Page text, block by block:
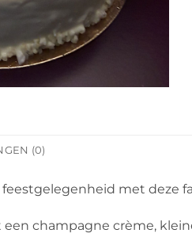
(0)
met deze
champagne crème,